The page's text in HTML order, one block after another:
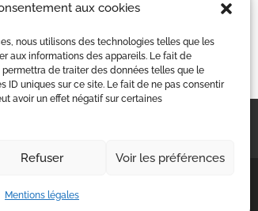
aux cookies
nous utilisons des technologies telles que les
aux informations des appareils. Le fait de
de traiter des données telles que le
ID uniques sur ce site. Le fait de ne pas consentir
avoir un effet négatif sur certaines
Refuser Voir les préférences
Mentions légales